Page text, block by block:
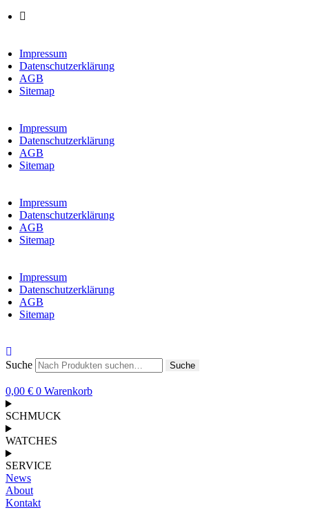
Impressum
Datenschutzerklärung
AGB
Sitemap
Impressum
Datenschutzerklärung
AGB
Sitemap
Impressum
Datenschutzerklärung
AGB
Sitemap
Impressum
Datenschutzerklärung
AGB
Sitemap
Suche Suche
0,00 € 0 Warenkorb
SCHMUCK
WATCHES
SERVICE
News
About
Kontakt